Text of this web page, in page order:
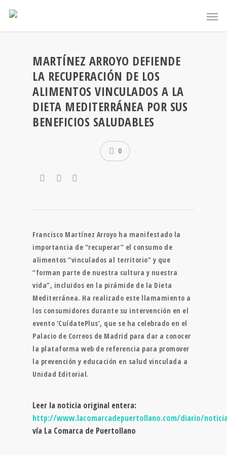
MARTÍNEZ ARROYO DEFIENDE
LA RECUPERACIÓN DE LOS
ALIMENTOS VINCULADOS A LA
DIETA MEDITERRÁNEA POR SUS
BENEFICIOS SALUDABLES
0
Francisco Martínez Arroyo ha manifestado la
importancia de “recuperar” el consumo de
alimentos “vinculados al territorio” y que
“forman parte de nuestra cultura y nuestra
vida”, incluidos en la pirámide de la Dieta
Mediterránea. Ha realizado este llamamiento a
los consumidores durante su intervención en el
evento ‘CuídatePlus’, que se ha celebrado en el
Palacio de Correos de Madrid para dar a conocer
la plataforma web de referencia para promover
la prevención y educación en salud vinculada a
Unidad Editorial.
Leer la noticia original entera:
http://www.lacomarcadepuertollano.com/diario/
vía La Comarca de Puertollano